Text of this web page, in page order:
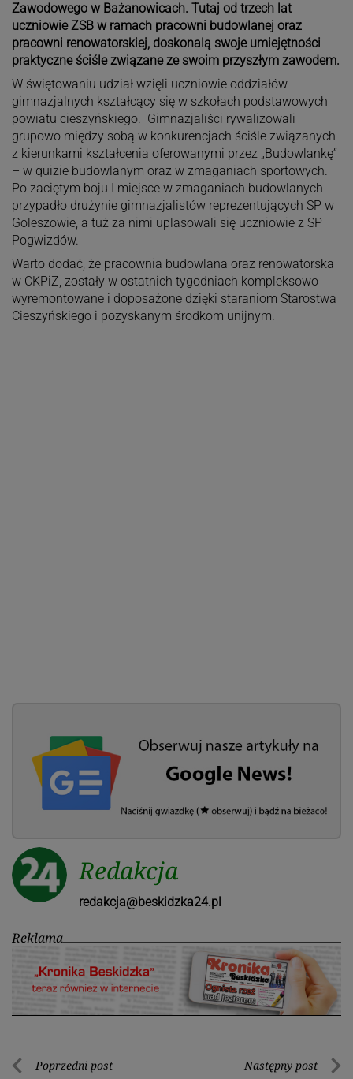
Zawodowego w Bażanowicach. Tutaj od trzech lat
uczniowie ZSB w ramach pracowni budowlanej oraz
pracowni renowatorskiej, doskonalą swoje umiejętności
praktyczne ściśle związane ze swoim przyszłym zawodem.
W świętowaniu udział wzięli uczniowie oddziałów
gimnazjalnych kształcący się w szkołach podstawowych
powiatu cieszyńskiego. Gimnazjaliści rywalizowali
grupowo między sobą w konkurencjach ściśle związanych
z kierunkami kształcenia oferowanymi przez „Budowlankę”
– w quizie budowlanym oraz w zmaganiach sportowych.
Po zaciętym boju I miejsce w zmaganiach budowlanych
przypadło drużynie gimnazjalistów reprezentujących SP w
Goleszowie, a tuż za nimi uplasowali się uczniowie z SP
Pogwizdów.
Warto dodać, że pracownia budowlana oraz renowatorska
w CKPiZ, zostały w ostatnich tygodniach kompleksowo
wyremontowane i doposażone dzięki staraniom Starostwa
Cieszyńskiego i pozyskanym środkom unijnym.
Redakcja
redakcja@beskidzka24.pl
Reklama
Nawigacja
Poprzedni post Następny post